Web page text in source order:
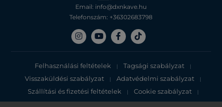
Email: info@dxnkave.hu
Telefonszám: +36302683798
Felhasználási feltételek | Tagsági szabályzat |
Visszaküldési szabályzat | Adatvédelmi szabályzat |
Szállítási és fizetési feltételek | Cookie szabályzat |
Adatvédelmi tájékoztató